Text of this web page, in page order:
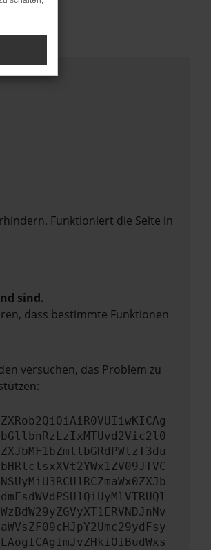
Funktioniert die Seite in
sind.
dass bestimmte Funktionen
versuchen, das Problem zu